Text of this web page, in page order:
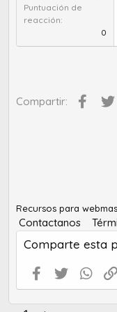
Puntuación de
reacción
0
Compartir:
Recursos para
Contactanos
Comparte esta
Facebook
Twitter